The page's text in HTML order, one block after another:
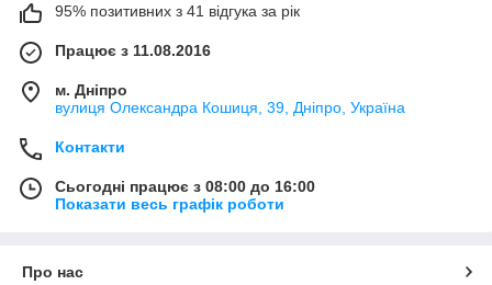
95% позитивних з 41 відгука за рік
Працює з 11.08.2016
м. Дніпро
вулиця Олександра Кошиця, 39, Дніпро, Україна
Контакти
Сьогодні працює з 08:00 до 16:00
Показати весь графік роботи
Про нас